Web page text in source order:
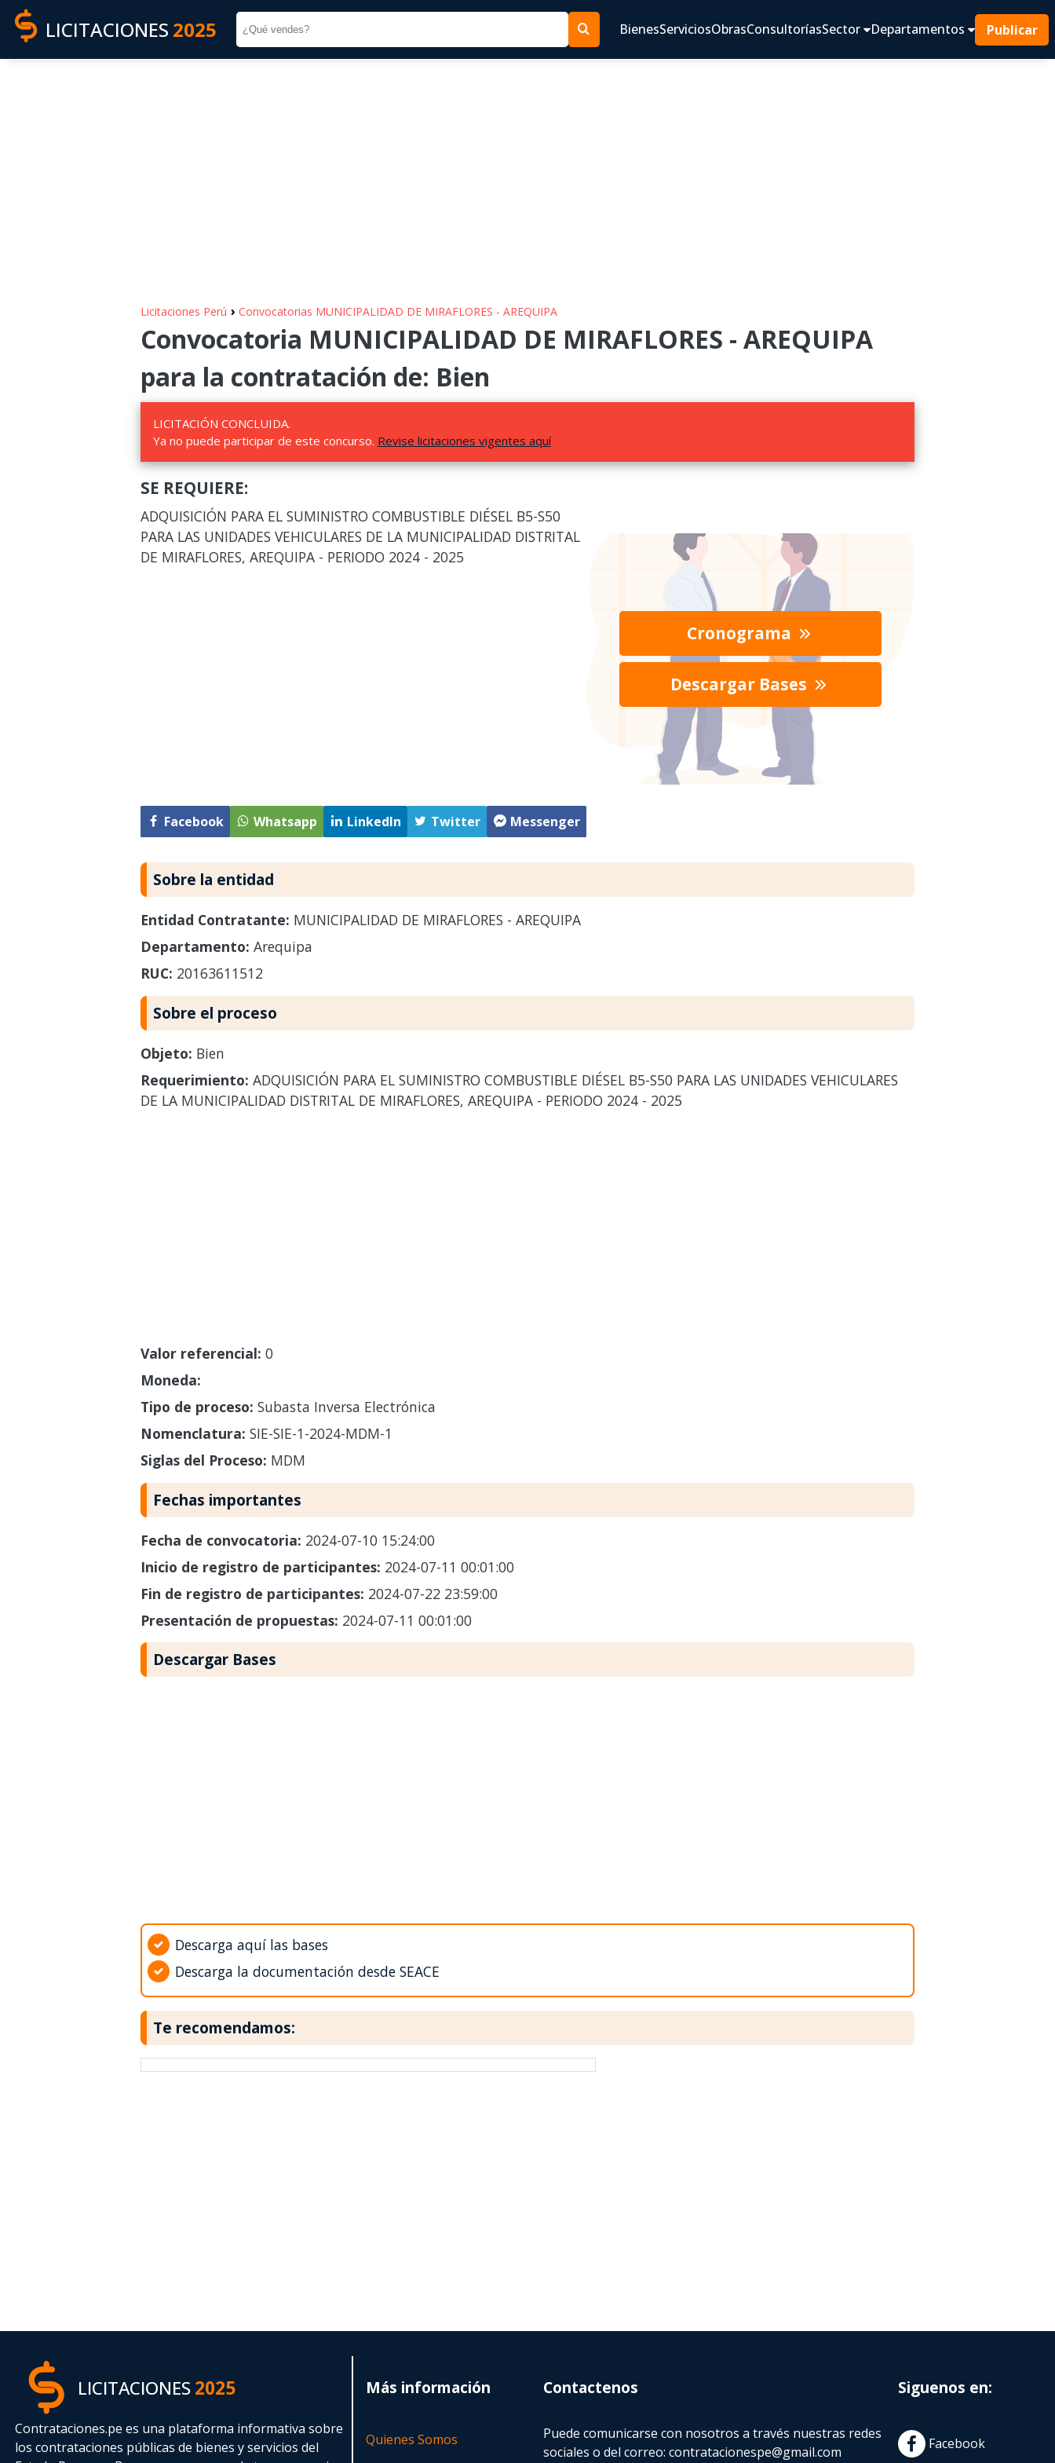
LICITACIONES 2025 BienesServiciosObrasConsultoríasSector Departamentos Publicar
Licitaciones Perú › Convocatorias MUNICIPALIDAD DE MIRAFLORES - AREQUIPA
Convocatoria MUNICIPALIDAD DE MIRAFLORES - AREQUIPA
para la contratación de: Bien
LICITACIÓN CONCLUIDA.
Ya no puede participar de este concurso. Revise licitaciones vigentes aquí
SE REQUIERE:
ADQUISICIÓN PARA EL SUMINISTRO COMBUSTIBLE DIÉSEL B5-S50
PARA LAS UNIDADES VEHICULARES DE LA MUNICIPALIDAD DISTRITAL
DE MIRAFLORES, AREQUIPA - PERIODO 2024 - 2025
Facebook Whatsapp LinkedIn Twitter Messenger
Cronograma
Descargar Bases
Sobre la entidad
Entidad Contratante: MUNICIPALIDAD DE MIRAFLORES - AREQUIPA
Departamento: Arequipa
RUC: 20163611512
Sobre el proceso
Objeto: Bien
Requerimiento: ADQUISICIÓN PARA EL SUMINISTRO COMBUSTIBLE DIÉSEL B5-S50 PARA LAS UNIDADES VEHICULARES
DE LA MUNICIPALIDAD DISTRITAL DE MIRAFLORES, AREQUIPA - PERIODO 2024 - 2025
Valor referencial: 0
Moneda:
Tipo de proceso: Subasta Inversa Electrónica
Nomenclatura: SIE-SIE-1-2024-MDM-1
Siglas del Proceso: MDM
Fechas importantes
Fecha de convocatoria: 2024-07-10 15:24:00
Inicio de registro de participantes: 2024-07-11 00:01:00
Fin de registro de participantes: 2024-07-22 23:59:00
Presentación de propuestas: 2024-07-11 00:01:00
Descargar Bases
Descarga aquí las bases
Descarga la documentación desde SEACE
Te recomendamos:
LICITACIONES2025
Contrataciones.pe es una plataforma informativa sobre
los contrataciones públicas de bienes y servicios del
Más información
Quienes Somos
Contactenos
Puede comunicarse con nosotros a través nuestras redes
sociales o del correo:contratacionespe@gmail.com
Siguenos en:
Facebook